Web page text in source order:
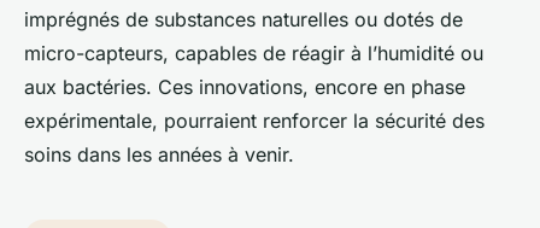
imprégnés de substances naturelles ou dotés de
micro-capteurs, capables de réagir à l’humidité ou
aux bactéries. Ces innovations, encore en phase
expérimentale, pourraient renforcer la sécurité des
soins dans les années à venir.